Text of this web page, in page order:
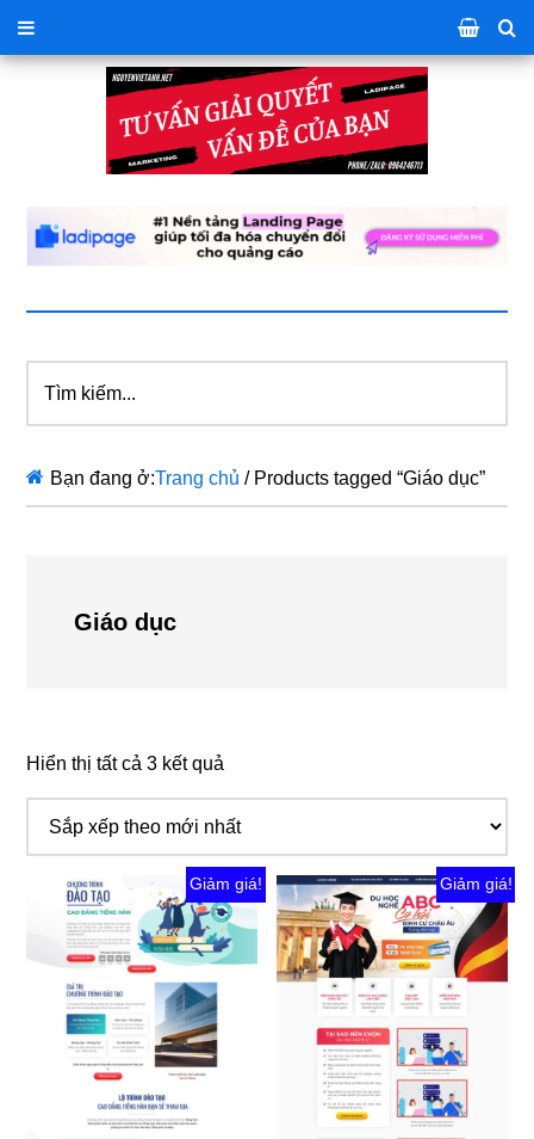
kiếm...
Bạn đang ở:Trang chủ /Products tagged “Giáo dục”
Giáo dục
Hiển thị tất cả 3 kết quả
xếp
theo
mới
nhất
Giảm giá! Giảm giá!